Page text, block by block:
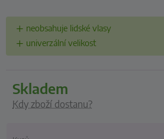
neobsahuje lidské vlasy
univerzální velikost
skladem
Kdy zboží dostanu?